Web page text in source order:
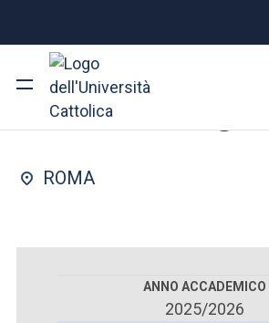
Ricerca
Facoltà e campus
FACOLTÀ DI : MEDICINA E CHIRURGIA
Oftalmologia
ROMA
ANNO ACCADEMICO
2025/2026